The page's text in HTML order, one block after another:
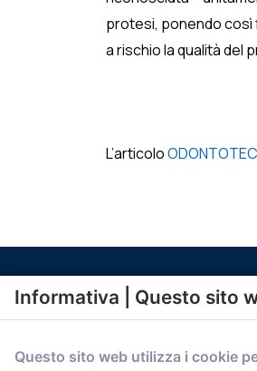
protesi, ponendo così
a rischio la qualità del
L’articolo
Informativa | Questo sito
Questo sito web utilizza i cookie